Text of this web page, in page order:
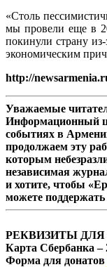
«Столь
мы провели еще в
покинули страну
экономическим
http://
Уважаемые
Информационный
событиях в
продолжаем эту
которым
независимая
и хотите, чтобы
можете
РЕКВИЗИТЫ
Карта Сбербанка –
Форма для донатов